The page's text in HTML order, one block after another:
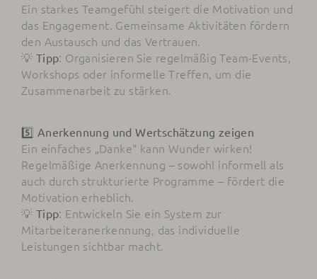
Ein starkes Teamgefühl steigert die Motivation und
das Engagement. Gemeinsame Aktivitäten fördern
den Austausch und das Vertrauen.
💡 Tipp: Organisieren Sie regelmäßig Team-Events,
Workshops oder informelle Treffen, um die
Zusammenarbeit zu stärken.
5️⃣ Anerkennung und Wertschätzung zeigen
Ein einfaches „Danke“ kann Wunder wirken!
Regelmäßige Anerkennung – sowohl informell als
auch durch strukturierte Programme – fördert die
Motivation erheblich.
💡 Tipp: Entwickeln Sie ein System zur
Mitarbeiteranerkennung, das individuelle
Leistungen sichtbar macht.